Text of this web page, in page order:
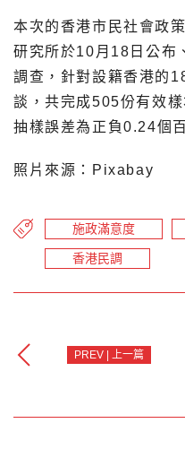
本次的香港市民社會政
研究所於10月18日公布
調查，針對設籍香港的
談，共完成505份有效
抽樣誤差為正負0.24個
照片來源：Pixabay
施政滿意度
香港民調
PREV | 上一篇